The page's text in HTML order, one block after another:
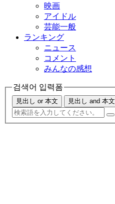
映画
アイドル
芸能一般
ランキング
ニュース
コメント
みんなの感想
검색어 입력폼
見出し or 本文 見出し and 本文